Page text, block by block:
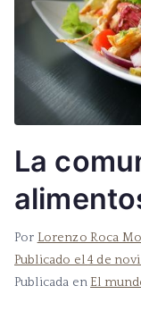
La
Por Lorenzo Roca
Publicado el4 de
Publicada en El